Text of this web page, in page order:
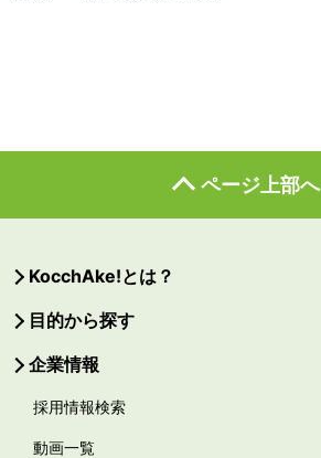
ページ上部へ
KocchAke!とは？
目的から探す
企業情報
採用情報検索
動画一覧